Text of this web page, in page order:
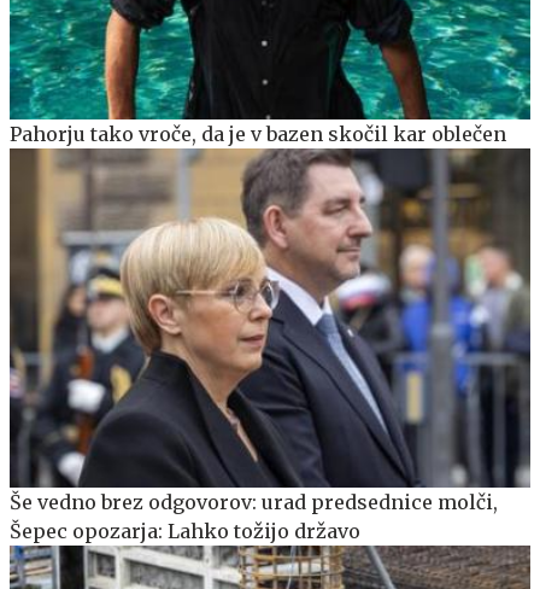
Pahorju tako vroče, da je v bazen skočil kar oblečen
Še vedno brez odgovorov: urad predsednice molči,
Šepec opozarja: Lahko tožijo državo